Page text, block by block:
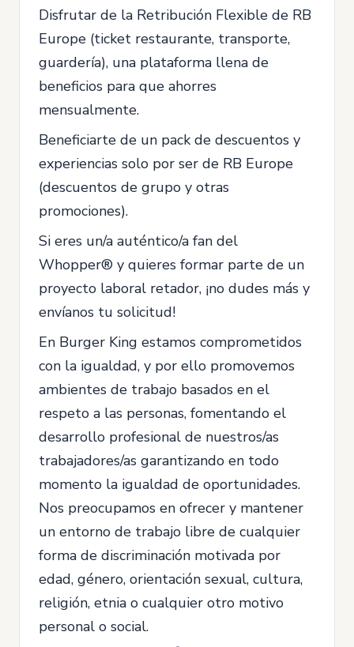
Disfrutar de la Retribución Flexible de RB
Europe (ticket restaurante, transporte,
guardería), una plataforma llena de
beneficios para que ahorres
mensualmente.
Beneficiarte de un pack de descuentos y
experiencias solo por ser de RB Europe
(descuentos de grupo y otras
promociones).
Si eres un/a auténtico/a fan del
Whopper® y quieres formar parte de un
proyecto laboral retador, ¡no dudes más y
envíanos tu solicitud!
En Burger King estamos comprometidos
con la igualdad, y por ello promovemos
ambientes de trabajo basados en el
respeto a las personas, fomentando el
desarrollo profesional de nuestros/as
trabajadores/as garantizando en todo
momento la igualdad de oportunidades.
Nos preocupamos en ofrecer y mantener
un entorno de trabajo libre de cualquier
forma de discriminación motivada por
edad, género, orientación sexual, cultura,
religión, etnia o cualquier otro motivo
personal o social.